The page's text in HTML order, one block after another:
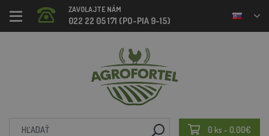
ZAVOLAJTE NÁM
022 22 05 171 (PO-PIA 9-15)
0 ks - 0,00€